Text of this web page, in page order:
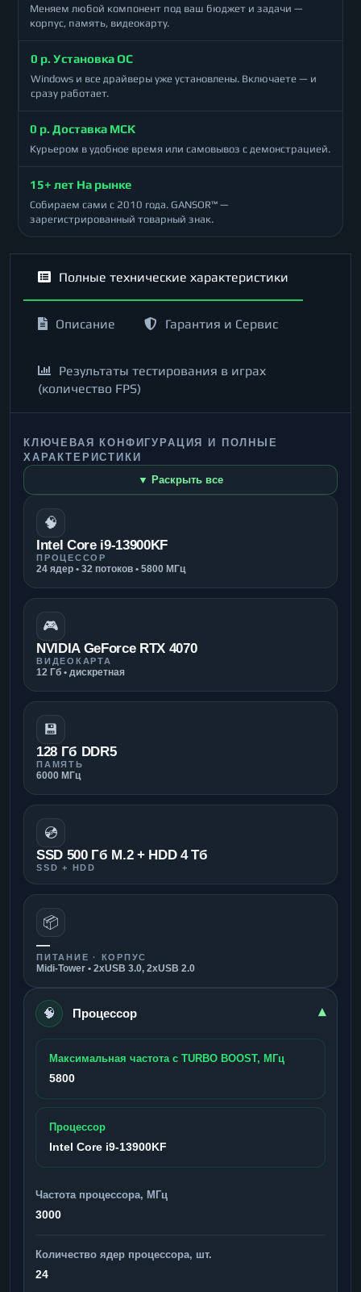
Меняем любой компонент под ваш бюджет и задачи —
корпус, память, видеокарту.
0 р. Установка ОС
Windows и все драйверы уже установлены. Включаете — и
сразу работает.
0 р. Доставка МСК
Курьером в удобное время или самовывоз с демонстрацией.
15+ лет На рынке
Собираем сами с 2010 года. GANSOR™ —
зарегистрированный товарный знак.
Полные технические характеристики
Описание Гарантия и Сервис
Результаты тестирования в играх
(количество FPS)
КЛЮЧЕВАЯ КОНФИГУРАЦИЯ И ПОЛНЫЕ
ХАРАКТЕРИСТИКИ
▼ Раскрыть все
🧠
Intel Core i9-13900KF
ПРОЦЕССОР
24 ядер • 32 потоков • 5800 МГц
🎮
NVIDIA GeForce RTX 4070
ВИДЕОКАРТА
12 Гб • дискретная
💾
128 Гб DDR5
ПАМЯТЬ
6000 МГц
💿
SSD 500 Гб M.2 + HDD 4 Тб
SSD + HDD
📦
—
ПИТАНИЕ · КОРПУС
Midi-Tower • 2xUSB 3.0, 2xUSB 2.0
🧠 Процессор ▾
Максимальная частота с TURBO BOOST, МГц
5800
Процессор
Intel Core i9-13900KF
Частота процессора, МГц
3000
Количество ядер процессора, шт.
24